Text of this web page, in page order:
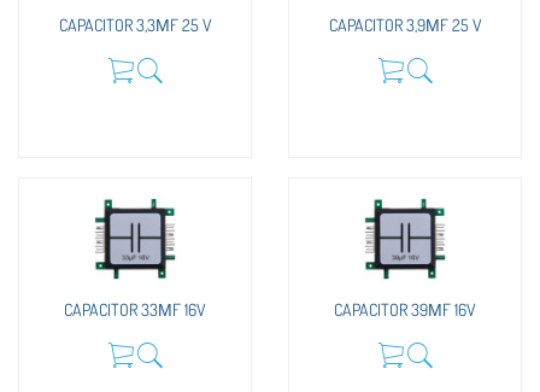
CAPACITOR 3,3ΜF 25 V CAPACITOR 3,9ΜF 25 V
CAPACITOR 33ΜF 16V CAPACITOR 39ΜF 16V